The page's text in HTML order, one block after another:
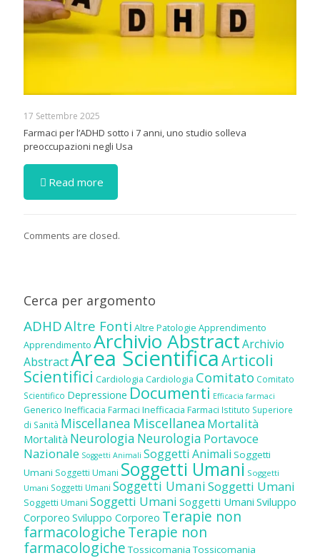
17 Settembre 2025
Farmaci per l’ADHD sotto i 7 anni, uno studio solleva
preoccupazioni negli Usa
Read more
Comments are closed.
Cerca per argomento
ADHDAltre Fonti Altre Patologie Apprendimento
Apprendimento Archivio AbstractArchivio
AbstractArea ScientificaArticoli
Scientifici Cardiologia Cardiologia Comitato Comitato
Scientifico Depressione Documenti Efficacia farmaci
Generico Inefficacia Farmaci Inefficacia Farmaci Istituto Superiore
di Sanità Miscellanea Miscellanea Mortalità
Mortalità Neurologia Neurologia Portavoce
Nazionale Soggetti Animali Soggetti Animali Soggetti
Umani Soggetti Umani Soggetti Umani Soggetti
Umani Soggetti Umani Soggetti UmaniSoggetti Umani
Soggetti Umani Soggetti Umani Soggetti Umani Sviluppo
Corporeo Sviluppo Corporeo Terapie non
farmacologicheTerapie non
farmacologiche Tossicomania Tossicomania